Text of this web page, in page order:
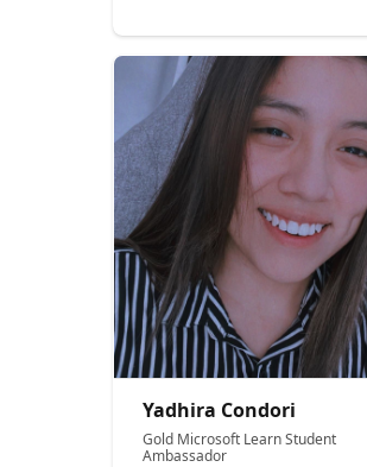
Yadhira Condori
Gold Microsoft Learn Student
Ambassador